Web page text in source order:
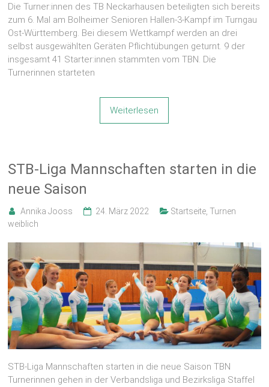
Die Turner:innen des TB Neckarhausen beteiligten sich bereits
zum 6. Mal am Bolheimer Senioren Hallen-3-Kampf im Turngau
Ost-Württemberg. Bei diesem Wettkampf werden an drei
selbst ausgewählten Geräten Pflichtübungen geturnt. 9 der
insgesamt 41 Starter:innen stammten vom TBN. Die
Turnerinnen starteten
Weiterlesen
STB-Liga Mannschaften starten in die
neue Saison
Annika Jooss 24. März 2022 Startseite, Turnen
weiblich
STB-Liga Mannschaften starten in die neue Saison TBN
Turnerinnen gehen in der Verbandsliga und Bezirksliga Staffel